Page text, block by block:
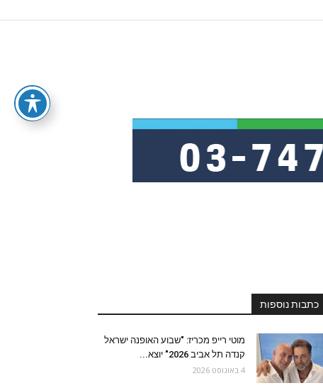
כתבות נוספות
מוטי רייפ מכריז: "שבוע האופנה ישראל
קנדה תל אביב 2026" יוצא...
4 באוגוסט 2026